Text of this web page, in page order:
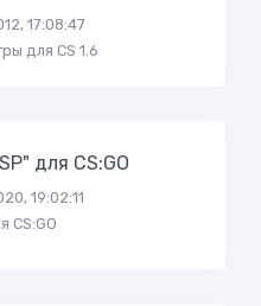
17:08:47
для CS 1.6
для CS:GO
19:02:11
CS:GO